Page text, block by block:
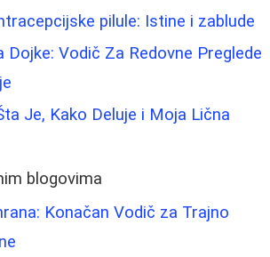
pilule: Istine i zablude
Dojke: Vodič Za Redovne Preglede
Je, Kako Deluje i Moja Lična
blogovima
Konačan Vodič za Trajno